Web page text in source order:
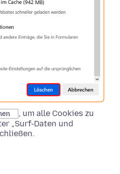
, um alle Cookies zu
„Surf-Daten und